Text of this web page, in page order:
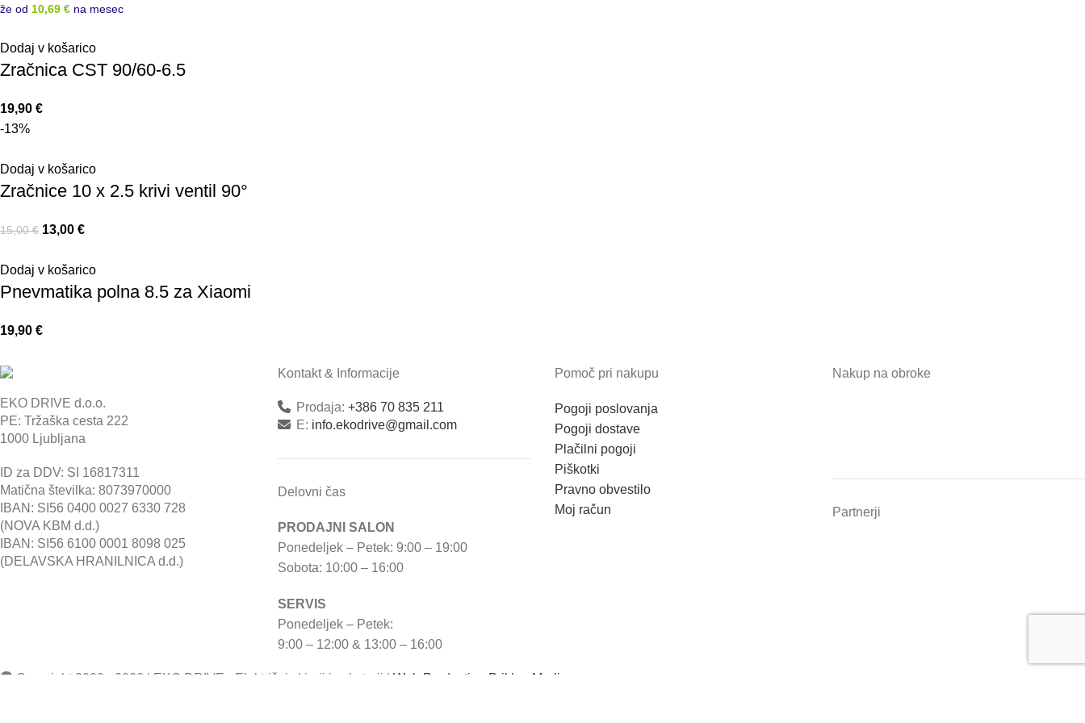
že od 10,69 € na mesec
Dodaj v košarico
Zračnica CST 90/60-6.5
19,90 €
-13%
Dodaj v košarico
Zračnice 10 x 2.5 krivi ventil 90°
15,00€ 13,00 €
Dodaj v košarico
Pnevmatika polna 8.5 za Xiaomi
19,90 €
EKO DRIVE d.o.o.
PE: Tržaška cesta 222
1000 Ljubljana
ID za DDV: SI 16817311
Matična številka: 8073970000
IBAN: SI56 0400 0027 6330 728
(NOVA KBM d.d.)
IBAN: SI56 6100 0001 8098 025
(DELAVSKA HRANILNICA d.d.)
Kontakt & Informacije
Prodaja: +386 70 835 211
E: info.ekodrive@gmail.com
Delovni čas
PRODAJNI SALON
Ponedeljek – Petek: 9:00 – 19:00
Sobota: 10:00 – 16:00
SERVIS
Ponedeljek – Petek:
9:00 – 12:00 & 13:00 – 16:00
Pomoč pri nakupu
Pogoji poslovanja
Pogoji dostave
Plačilni pogoji
Piškotki
Pravno obvestilo
Moj račun
Nakup na obroke
Partnerji
Copyright 2020 - 2026 | EKO DRIVE - Električni skiroji in skuterji | Web Production Priklop Media